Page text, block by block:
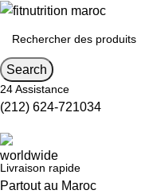
Search
24 Assistance
(212) 624-721034
Livraison rapide
Partout au Maroc